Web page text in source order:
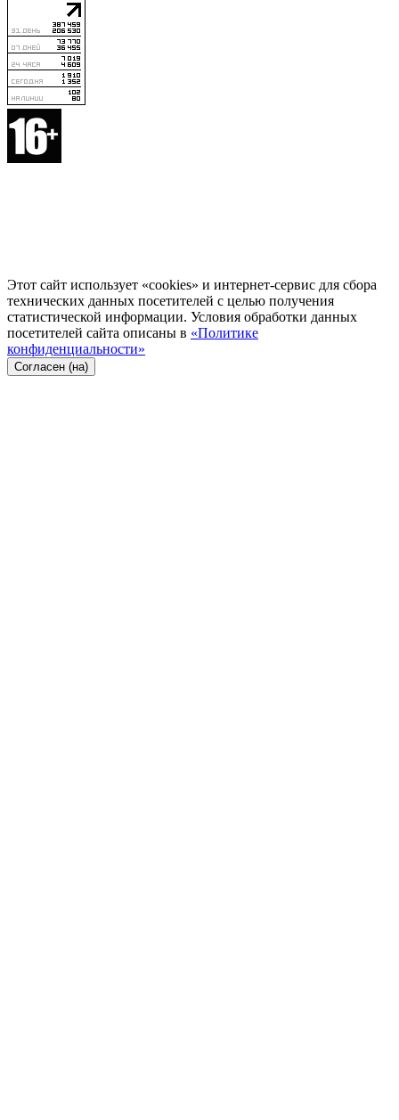
Этот сайт использует «cookies» и интернет-сервис для сбора
технических данных посетителей с целью получения
статистической информации. Условия обработки данных
посетителей сайта описаны в «Политике
конфиденциальности»
Согласен (на)